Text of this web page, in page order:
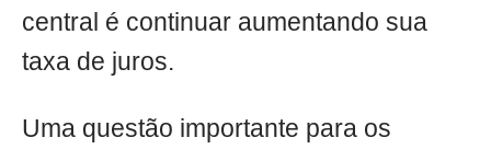
central é continuar aumentando sua
taxa de juros.
Uma questão importante para os